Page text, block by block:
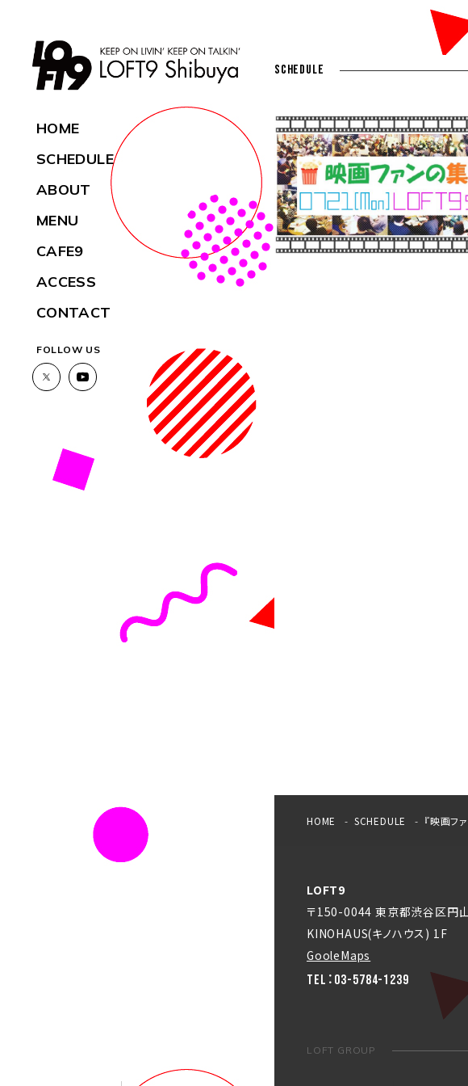
HOME
SCHEDULE
ABOUT
MENU
CAFE9
ACCESS
CONTACT
FOLLOW US
SCHEDULE
HOME SCHEDULE 『映画フ
LOFT9
〒150-0044 東京都渋谷区円
KINOHAUS(キノハウス) 1F
GooleMaps
TEL：03-5784-1239
LOFT GROUP